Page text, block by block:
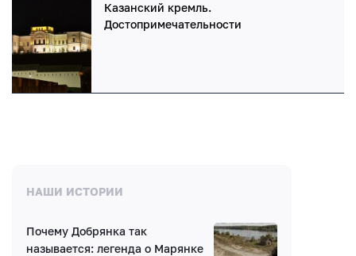
Казанский кремль.
Достопримечательности
НАШИ ИСТОРИИ
Почему Добрянка так
называется: легенда о Марянке